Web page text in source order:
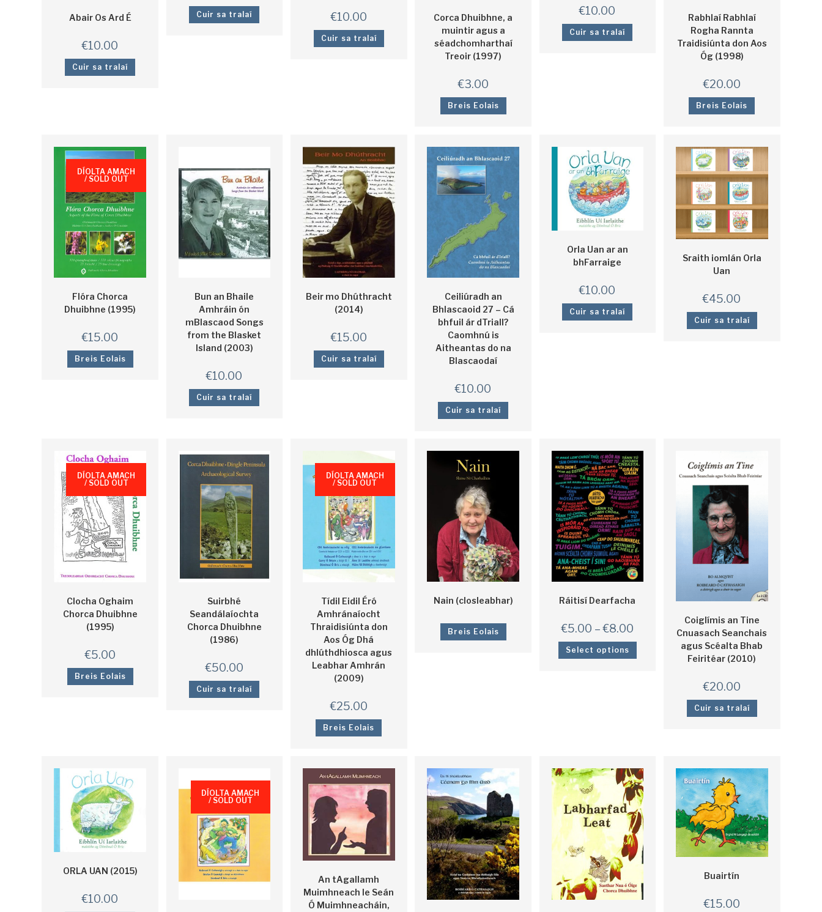
Abair Os Ard É
€10.00
Cuir sa tralaí
Cuir sa tralaí €10.00
Cuir sa tralaí
Corca Dhuibhne, a
muintir agus a
séadchomharthaí
Treoir (1997)
€3.00
Breis Eolais
€10.00
Cuir sa tralaí
Rabhlaí Rabhlaí
Rogha Rannta
Traidisiúnta don Aos
Óg (1998)
€20.00
Breis Eolais
DÍOLTA AMACH
/ SOLD OUT
Flóra Chorca
Dhuibhne (1995)
€15.00
Breis Eolais
Bun an Bhaile
Amhráin ón
mBlascaod Songs
from the Blasket
Island (2003)
€10.00
Cuir sa tralaí
Beir mo Dhúthracht
(2014)
€15.00
Cuir sa tralaí
Ceiliúradh an
Bhlascaoid 27 – Cá
bhfuil ár dTriall?
Caomhnú is
Aitheantas do na
Blascaodaí
€10.00
Cuir sa tralaí
Orla Uan ar an
bhFarraige
€10.00
Cuir sa tralaí
Sraith iomlán Orla
Uan
€45.00
Cuir sa tralaí
DÍOLTA AMACH
/ SOLD OUT
Clocha Oghaim
Chorca Dhuibhne
(1995)
€5.00
Breis Eolais
Suirbhé
Seandálaíochta
Chorca Dhuibhne
(1986)
€50.00
Cuir sa tralaí
DÍOLTA AMACH
/ SOLD OUT
Tídil Eidil Éró
Amhránaíocht
Thraidisiúnta don
Aos Óg Dhá
dhlúthdhiosca agus
Leabhar Amhrán
(2009)
€25.00
Breis Eolais
Nain (closleabhar)
Breis Eolais
Ráitisí Dearfacha
€5.00 – €8.00
Select options
Coiglímis an Tine
Cnuasach Seanchais
agus Scéalta Bhab
Feiritéar (2010)
€20.00
Cuir sa tralaí
ORLA UAN (2015)
€10.00
DÍOLTA AMACH
/ SOLD OUT
An tAgallamh
Muimhneach le Seán
Ó Muimhneacháin,
Buairtín
€15.00